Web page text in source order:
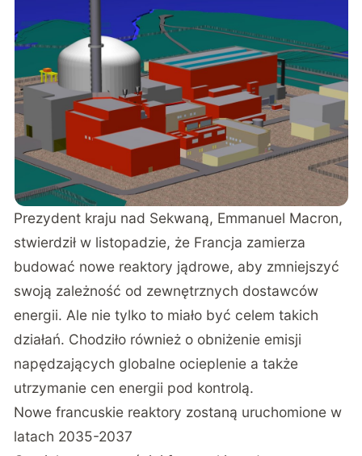
Prezydent kraju nad Sekwaną, Emmanuel Macron,
stwierdził w listopadzie, że Francja zamierza
budować nowe reaktory jądrowe, aby zmniejszyć
swoją zależność od zewnętrznych dostawców
energii. Ale nie tylko to miało być celem takich
działań. Chodziło również o obniżenie emisji
napędzających globalne ocieplenie a także
utrzymanie cen energii pod kontrolą.
Nowe francuskie reaktory zostaną uruchomione w
latach 2035-2037